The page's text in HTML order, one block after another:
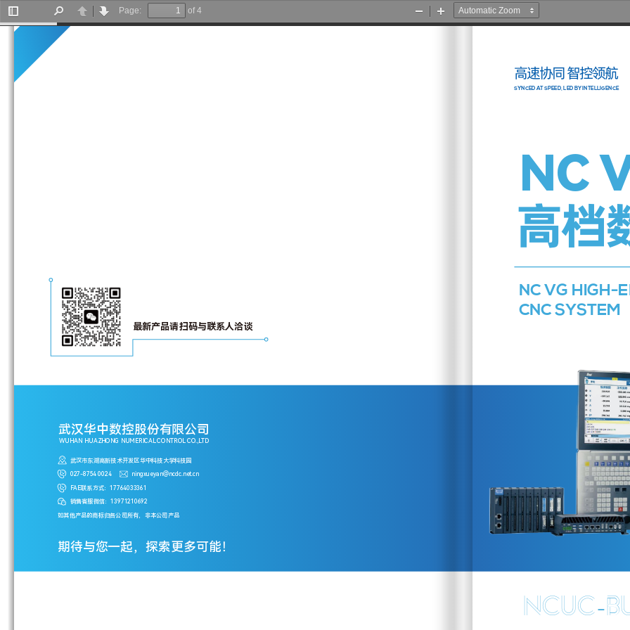
Toggle
Sidebar
PreviousNext
Page:
of 4
Zoom
Out
Zoom
In
高档
NC VG HIGH-
CNC SYSTEM
高速协同 智控领航
SYNCED AT SPEED, LED BY INTELLIGENCE
武汉华中数控股份有限公司
WUHAN HUAZHONG NUMERICAL CONTROL CO.,LTD
武汉市东湖高新技术开发区华中科技大学科技园
如其他产品的商标归各公司所有，非本公司产品
ningxueyan@ncdc.net.cn
027-8754 0024
FAE联系方式：17764033361
销售客服微信：13971210692
NCUC-
期待与您一起，探索更多可能！
最新产品请扫码与联系人洽谈
NC